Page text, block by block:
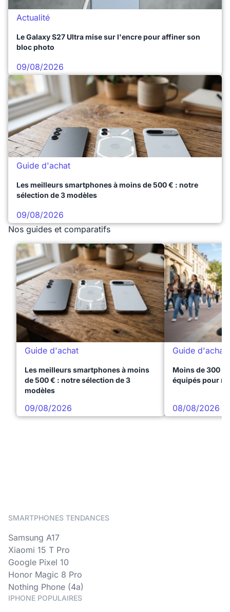
Actualité
Le Galaxy S27 Ultra mise sur l'encre pour affiner son
bloc photo
09/08/2026
Guide d'achat
Les meilleurs smartphones à moins de 500 € : notre
sélection de 3 modèles
09/08/2026
Nos guides et comparatifs
Guide d'achat
Les meilleurs smartphones à moins
de 500 € : notre sélection de 3
modèles
09/08/2026
Guide d'achat
Moins de 300 €
équipés pour
08/08/2026
SMARTPHONES TENDANCES
Samsung A17
Xiaomi 15 T Pro
Google Pixel 10
Honor Magic 8 Pro
Nothing Phone (4a)
IPHONE POPULAIRES